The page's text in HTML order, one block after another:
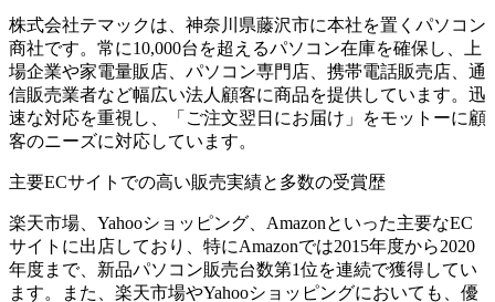
株式会社テマックは、神奈川県藤沢市に本社を置くパソコン
商社です。常に10,000台を超えるパソコン在庫を確保し、上
場企業や家電量販店、パソコン専門店、携帯電話販売店、通
信販売業者など幅広い法人顧客に商品を提供しています。迅
速な対応を重視し、「ご注文翌日にお届け」をモットーに顧
客のニーズに対応しています。
主要ECサイトでの高い販売実績と多数の受賞歴
楽天市場、Yahooショッピング、Amazonといった主要なEC
サイトに出店しており、特にAmazonでは2015年度から2020
年度まで、新品パソコン販売台数第1位を連続で獲得してい
ます。また、楽天市場やYahooショッピングにおいても、優